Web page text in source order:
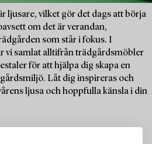
ljusare, vilket gör det dags att börja
om det är verandan,
som står i fokus. I
vi samlat alltifrån trädgårdsmöbler
för att hjälpa dig skapa en
Låt dig inspireras och
ljusa och hoppfulla känsla i din